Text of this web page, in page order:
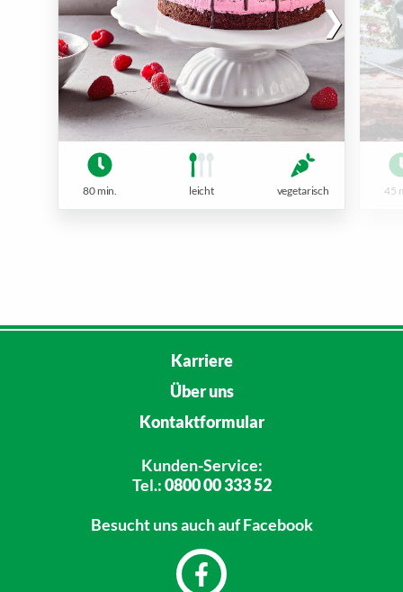
80 min. leicht vegetarisch 45
Karriere
Über uns
Kontaktformular
Kunden-Service:
Tel.:0800 00 333 52
Besucht unsauch auf Facebook